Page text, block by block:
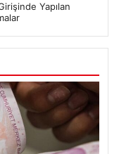
Yapılan